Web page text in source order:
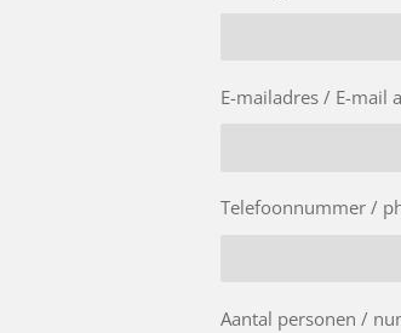
E-mailadres / E-mail
Telefoonnummer /
Aantal personen /